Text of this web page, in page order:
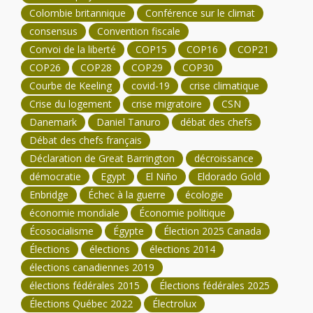
Colombie britannique
Conférence sur le climat
consensus
Convention fiscale
Convoi de la liberté
COP15 COP16
COP21
COP26
COP28 COP29
COP30
Courbe de Keeling
covid-19
crise climatique
Crise du logement
crise migratoire
CSN
Danemark
Daniel Tanuro
débat des chefs
Débat des chefs français
Déclaration de Great Barrington
décroissance
démocratie
Egypt El Niño
Eldorado Gold
Enbridge
Échec à la guerre
écologie
économie mondiale
Économie politique
Écosocialisme
Égypte
Élection 2025 Canada
Élections
élections
élections 2014
élections canadiennes 2019
élections fédérales 2015
Élections fédérales 2025
Élections Québec 2022
Électrolux